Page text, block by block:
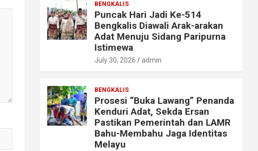
BENGKALIS
Puncak Hari Jadi Ke-514
Bengkalis Diawali Arak-arakan
Adat Menuju Sidang Paripurna
Istimewa
July 30, 2026 admin
BENGKALIS
Prosesi “Buka Lawang” Penanda
Kenduri Adat, Sekda Ersan
Pastikan Pemerintah dan LAMR
Bahu-Membahu Jaga Identitas
Melayu